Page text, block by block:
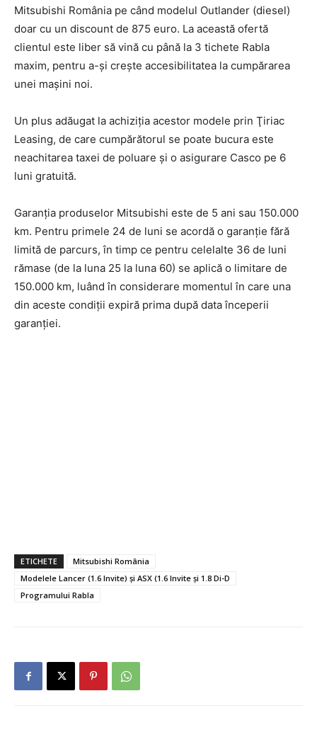
Mitsubishi România pe când modelul Outlander (diesel)
doar cu un discount de 875 euro. La această ofertă
clientul este liber să vină cu până la 3 tichete Rabla
maxim, pentru a-şi creşte accesibilitatea la cumpărarea
unei maşini noi.
Un plus adăugat la achiziţia acestor modele prin Ţiriac
Leasing, de care cumpărătorul se poate bucura este
neachitarea taxei de poluare şi o asigurare Casco pe 6
luni gratuită.
Garanţia produselor Mitsubishi este de 5 ani sau 150.000
km. Pentru primele 24 de luni se acordă o garanţie fără
limită de parcurs, în timp ce pentru celelalte 36 de luni
rămase (de la luna 25 la luna 60) se aplică o limitare de
150.000 km, luând în considerare momentul în care una
din aceste condiţii expiră prima după data începerii
garanţiei.
ETICHETE
Mitsubishi România
Modelele Lancer (1.6 Invite) şi ASX (1.6 Invite şi 1.8 Di-D
Programului Rabla